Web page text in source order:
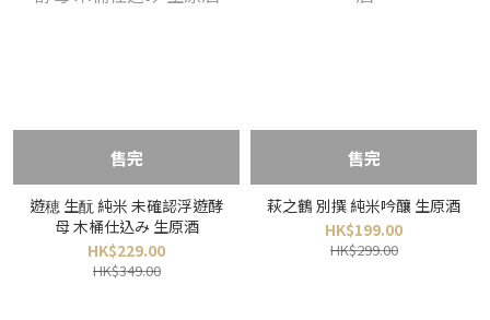
售完
遊穂 生酛 純米 未確認浮遊酵
母 木桶仕込み 生原酒
HK$229.00
HK$349.00
售完
萩之鶴 別撰 純米吟釀 生原酒
HK$199.00
HK$299.00